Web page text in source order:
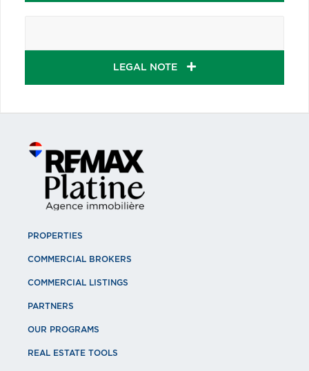
LEGAL NOTE
PROPERTIES
COMMERCIAL BROKERS
COMMERCIAL LISTINGS
PARTNERS
OUR PROGRAMS
REAL ESTATE TOOLS